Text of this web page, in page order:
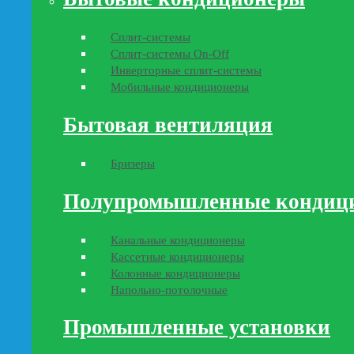
Сплит-системы
Сплит-системы On-Off
Инверторные сплит-системы
Мобильные кондиционеры
Бытовая вентиляция
Бризеры
Полупромышленные
Канальные кондиционеры
Кассетные кондиционеры
Колонные кондиционеры
Напольно-потолочные
Промышленные установки